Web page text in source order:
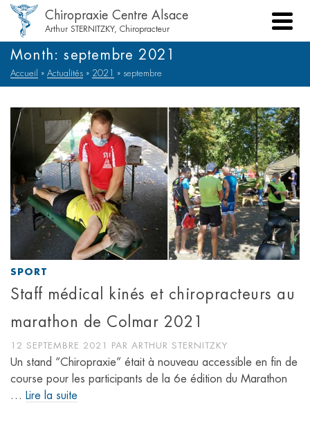
Chiropraxie Centre Alsace
Arthur STERNITZKY, Chiropracteur
Month: septembre 2021
Accueil » Actualités » 2021 » septembre
SPORT
Staff médical kinés et chiropracteurs au
marathon de Colmar 2021
12 SEPTEMBRE 2021 PAR ARTHUR STERNITZKY
Un stand “Chiropraxie” était à nouveau accessible en fin de
course pour les participants de la 6e édition du Marathon
… Lire la suite